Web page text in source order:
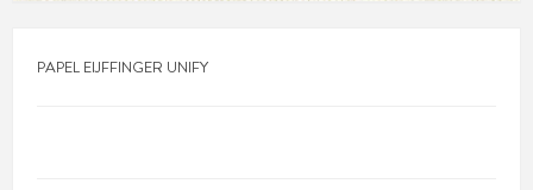
PAPEL EIJFFINGER UNIFY